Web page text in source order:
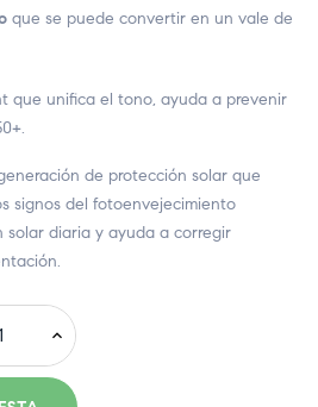
que se puede convertir en un vale de
que unifica el tono, ayuda a prevenir
de protección solar que
signos del fotoenvejecimiento
solar diaria y ayuda a corregir